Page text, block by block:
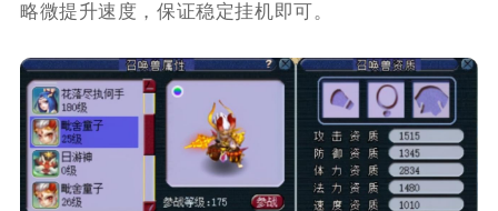
略微提升速度，保证稳定挂机即可。